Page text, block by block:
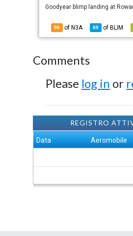
Goodyear blimp landing at
96 of N3A 89 of BLIM
Comments
Please log in or
REGISTRO
Data Aeromobile